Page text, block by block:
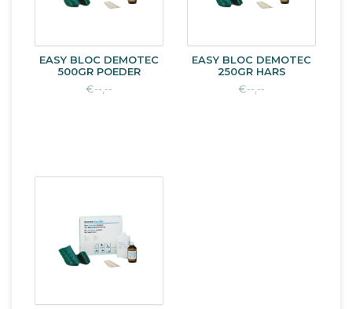
EASY BLOC DEMOTEC
500GR POEDER
€--,--
EASY BLOC DEMOTEC
250GR HARS
€--,--